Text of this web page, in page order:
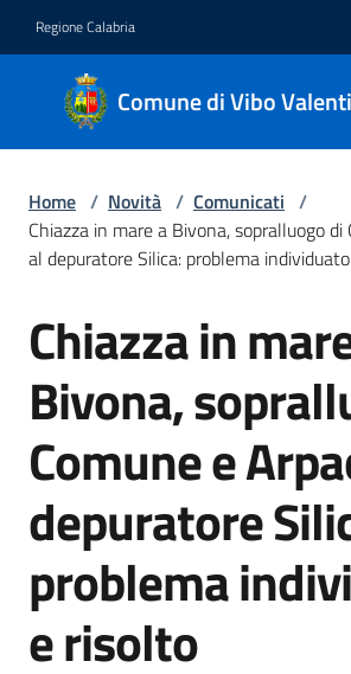
Regione Calabria
Comune di Vibo
Comune
di Vibo
Valentia
Amministrazione
Novità
Menu selezionato
Servizi
Vivere
Vibo
Valentia
A
Home / Novità / Comunicati /
Chiazza in mare a Bivona, sopralluogo di
al depuratore Silica: problema
Salta al contenuto
Chiazza in
Bivona,
Comune e
depuratore
problema
e risolto